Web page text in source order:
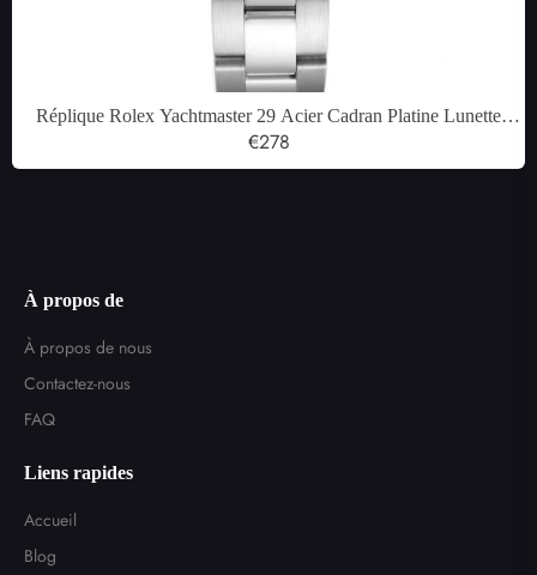
Réplique Rolex Yachtmaster 29 Acier Cadran Platine Lunette
Dames Montre 169622
€278
À propos de
À propos de nous
Contactez-nous
FAQ
Liens rapides
Accueil
Blog